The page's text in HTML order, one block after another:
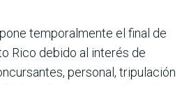
temporalmente el final de
Rico debido al interés de
personal, tripulación